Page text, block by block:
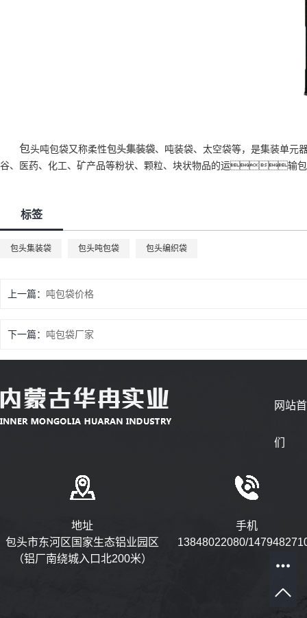
包头吨包袋又称柔性包头集装袋、吨装袋、太空袋等，是集装单元
谷、医药、化工、矿产品等粉状、颗粒、块状物品的运输包
标签
包头集装袋 包头吨包袋 包头编织袋
上一篇： 吨包袋价格
下一篇： 吨包袋厂家
网站
们
地址
包头市东河区国家生态铝业园区
（铝厂南绕城入口北200米）
手机
13848022080/